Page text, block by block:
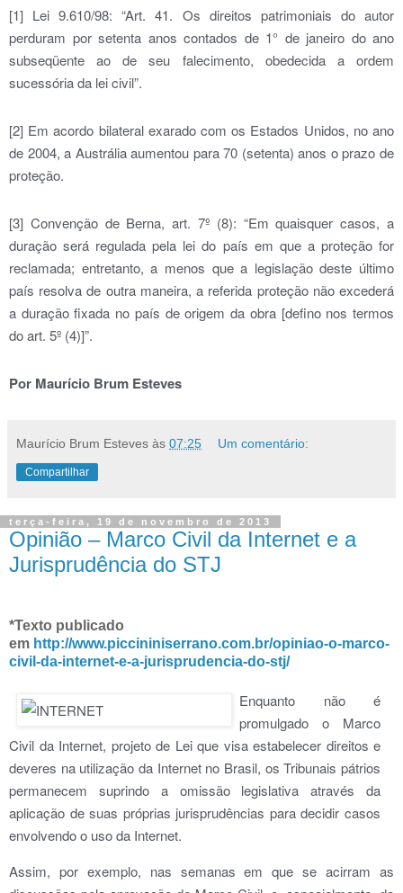
[1] Lei 9.610/98: “Art. 41. Os direitos patrimoniais do autor
perduram por setenta anos contados de 1° de janeiro do ano
subseqüente ao de seu falecimento, obedecida a ordem
sucessória da lei civil”.
[2] Em acordo bilateral exarado com os Estados Unidos, no ano
de 2004, a Austrália aumentou para 70 (setenta) anos o prazo de
proteção.
[3] Convenção de Berna, art. 7º (8): “Em quaisquer casos, a
duração será regulada pela lei do país em que a proteção for
reclamada; entretanto, a menos que a legislação deste último
país resolva de outra maneira, a referida proteção não excederá
a duração fixada no país de origem da obra [defino nos termos
do art. 5º (4)]”.
Por Maurício Brum Esteves
Maurício Brum Esteves às 07:25 Um comentário:
Compartilhar
terça-feira, 19 de novembro de 2013
Opinião – Marco Civil da Internet e a
Jurisprudência do STJ
*Texto publicado
em http://www.piccininiserrano.com.br/opiniao-o-marco-
civil-da-internet-e-a-jurisprudencia-do-stj/
Enquanto não é
promulgado o Marco
Civil da Internet, projeto de Lei que visa estabelecer direitos e
deveres na utilização da Internet no Brasil, os Tribunais pátrios
permanecem suprindo a omissão legislativa através da
aplicação de suas próprias jurisprudências para decidir casos
envolvendo o uso da Internet.
Assim, por exemplo, nas semanas em que se acirram as